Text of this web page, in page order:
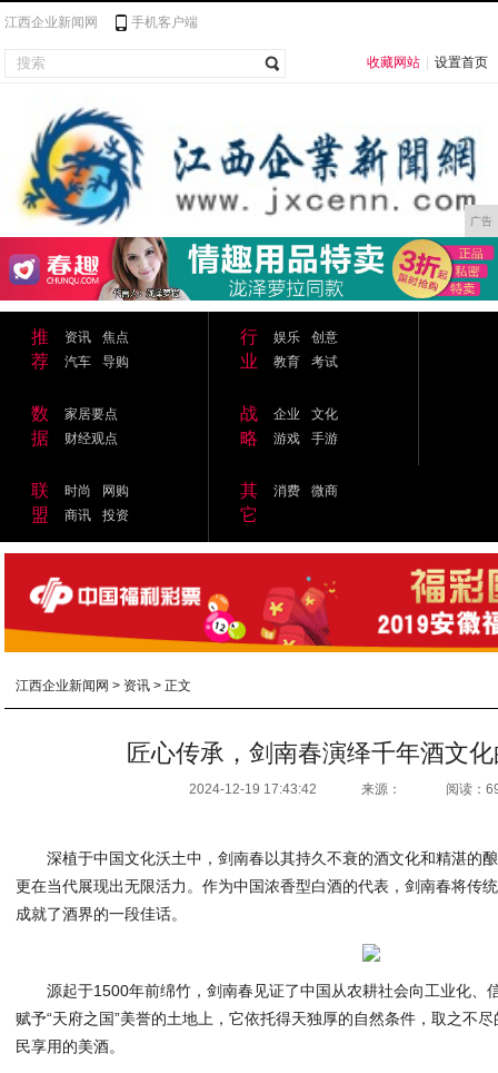
江西企业新闻网 手机客户端
收藏网站 设置首页
广告
推
荐
资讯
焦点
汽车
导购
行
业
娱乐
创意
教育
考试
数
据
家居要点
财经观点
战
略
企业
文化
游戏
手游
联
盟
时尚
网购
商讯
投资
其
它
消费 微商
江西企业新闻网 > 资讯 > 正文
匠心传承，剑南春演绎千年酒文
2024-12-19 17:43:42 来源： 阅读：
深植于中国文化沃土中，剑南春以其持久不衰的酒文化和精湛的
更在当代展现出无限活力。作为中国浓香型白酒的代表，剑南春将传
成就了酒界的一段佳话。
源起于1500年前绵竹，剑南春见证了中国从农耕社会向工业化、
赋予“天府之国”美誉的土地上，它依托得天独厚的自然条件，取之不
民享用的美酒。